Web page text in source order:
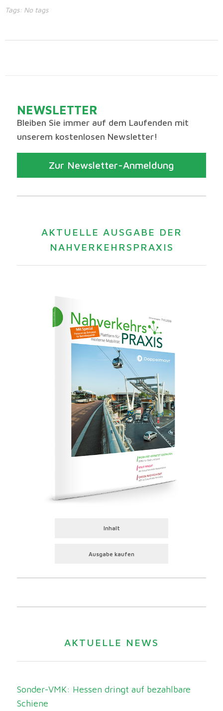
Tags: No tags
NEWSLETTER
Bleiben Sie immer auf dem Laufenden mit
unserem kostenlosen Newsletter!
Zur Newsletter-Anmeldung
AKTUELLE AUSGABE DER
NAHVERKEHRSPRAXIS
Inhalt
Ausgabe kaufen
AKTUELLE NEWS
Sonder-VMK: Hessen dringt auf bezahlbare
Schiene